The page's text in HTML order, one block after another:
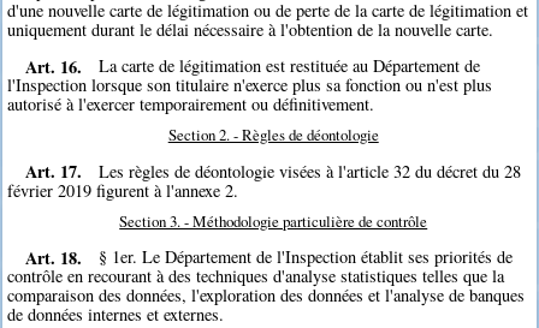
d'une nouvelle carte de légitimation ou de perte de la carte de légitimation et
uniquement durant le délai nécessaire à l'obtention de la nouvelle carte.
Art. 16.
La carte de légitimation est restituée au Département de
l'Inspection lorsque son titulaire n'exerce plus sa fonction ou n'est plus
autorisé à l'exercer temporairement ou définitivement.
Section 2. - Règles de déontologie
Art. 17.
Les règles de déontologie visées à l'article 32 du décret du 28
février 2019 figurent à l'annexe 2.
Section 3. - Méthodologie particulière de contrôle
Art. 18.
§ 1er. Le Département de l'Inspection établit ses priorités de
contrôle en recourant à des techniques d'analyse statistiques telles que la
comparaison des données, l'exploration des données et l'analyse de banques
de données internes et externes.